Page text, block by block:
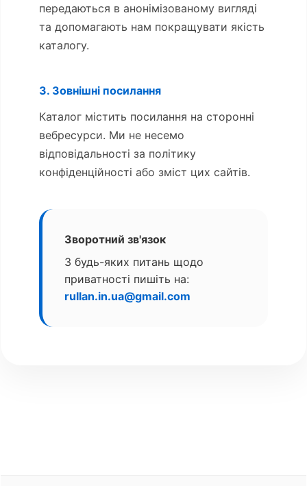
передаються в анонімізованому вигляді
та допомагають нам покращувати якість
каталогу.
3. Зовнішні посилання
Каталог містить посилання на сторонні
вебресурси. Ми не несемо
відповідальності за політику
конфіденційності або зміст цих сайтів.
Зворотний зв'язок
З будь-яких питань щодо
приватності пишіть на:
rullan.in.ua@gmail.com